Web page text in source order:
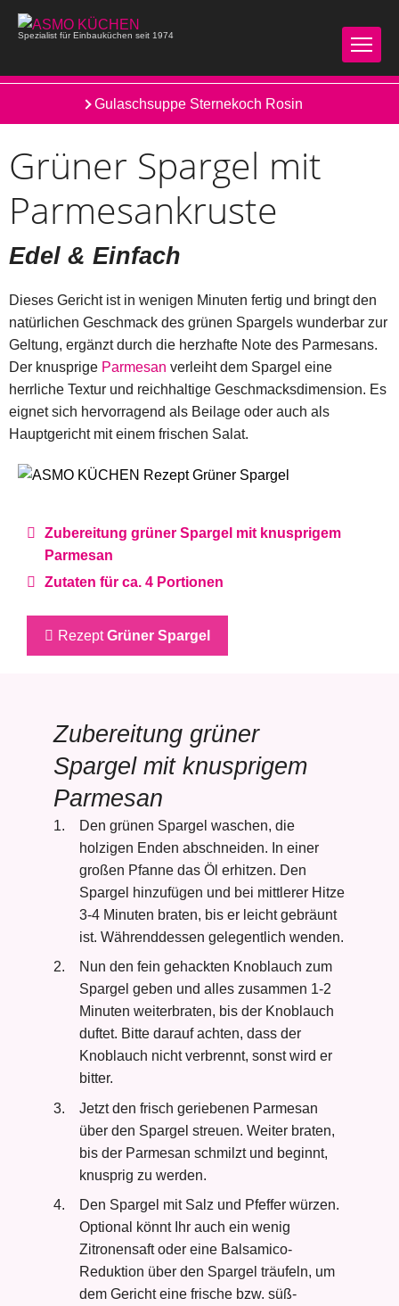
Spezialist für Einbauküchen seit 1974
Gulaschsuppe Sternekoch Rosin
Grüner Spargel mit
Parmesankruste
Edel & Einfach
Dieses Gericht ist in wenigen Minuten fertig und bringt den
natürlichen Geschmack des grünen Spargels wunderbar zur
Geltung, ergänzt durch die herzhafte Note des Parmesans.
Der knusprige Parmesan verleiht dem Spargel eine
herrliche Textur und reichhaltige Geschmacksdimension. Es
eignet sich hervorragend als Beilage oder auch als
Hauptgericht mit einem frischen Salat.
Zubereitung grüner Spargel mit knusprigem
Parmesan
Zutaten für ca. 4 Portionen
RezeptGrüner Spargel
Zubereitung grüner
Spargel mit knusprigem
Parmesan
Den grünen Spargel waschen, die
holzigen Enden abschneiden. In einer
großen Pfanne das Öl erhitzen. Den
Spargel hinzufügen und bei mittlerer Hitze
3-4 Minuten braten, bis er leicht gebräunt
ist. Währenddessen gelegentlich wenden.
Nun den fein gehackten Knoblauch zum
Spargel geben und alles zusammen 1-2
Minuten weiterbraten, bis der Knoblauch
duftet. Bitte darauf achten, dass der
Knoblauch nicht verbrennt, sonst wird er
bitter.
Jetzt den frisch geriebenen Parmesan
über den Spargel streuen. Weiter braten,
bis der Parmesan schmilzt und beginnt,
knusprig zu werden.
Den Spargel mit Salz und Pfeffer würzen.
Optional könnt Ihr auch ein wenig
Zitronensaft oder eine Balsamico-
Reduktion über den Spargel träufeln, um
dem Gericht eine frische bzw. süß-